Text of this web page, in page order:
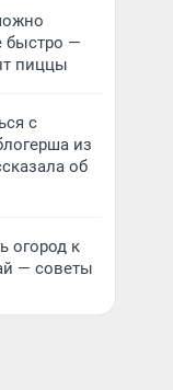
быстро —
пиццы
с
из
об
огород к
— советы